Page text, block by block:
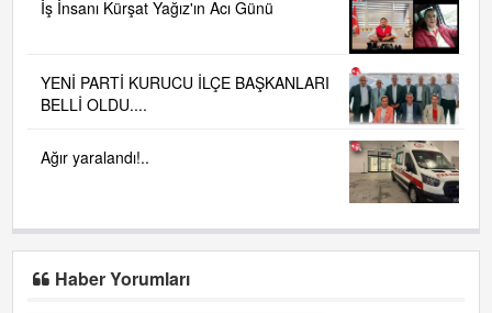
İş İnsanı Kürşat Yağız'ın Acı Günü
YENİ PARTİ KURUCU İLÇE BAŞKANLARI
BELLİ OLDU....
Ağır yaralandı!..
Haber Yorumları